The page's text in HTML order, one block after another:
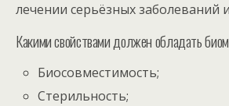
лечении серьёзных заболеваний
Какими свойствами должен обладать
Биосовместимость;
Стерильность;